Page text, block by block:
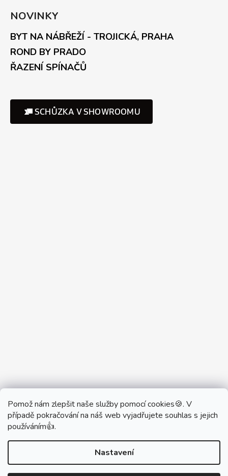
Pomož nám zlepšit naše služby pomocí cookies🍪. V
případě pokračování na náš web vyjadřujete souhlas s jejich
používáním👍.
Nastavení
NOVINKY
BYT NA NÁBŘEŽÍ - TROJICKÁ, PRAHA
ROND BY PRADO
ŘAZENÍ SPÍNAČŮ
SCHŮZKA V SHOWROOMU
Partner Showroom MONOBRAND
Partner Eshop Monobrand.online